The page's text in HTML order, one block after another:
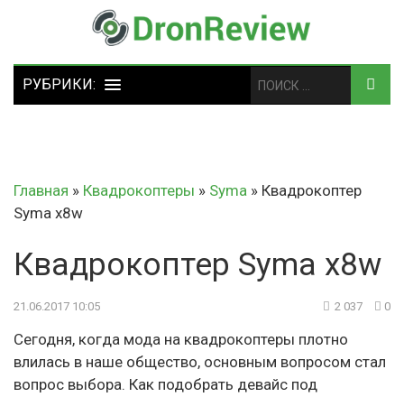
Главная » Квадрокоптеры » Syma » Квадрокоптер
Syma x8w
Квадрокоптер Syma x8w
21.06.2017 10:05 2 037 0
Сегодня, когда мода на квадрокоптеры плотно
влилась в наше общество, основным вопросом стал
вопрос выбора. Как подобрать девайс под